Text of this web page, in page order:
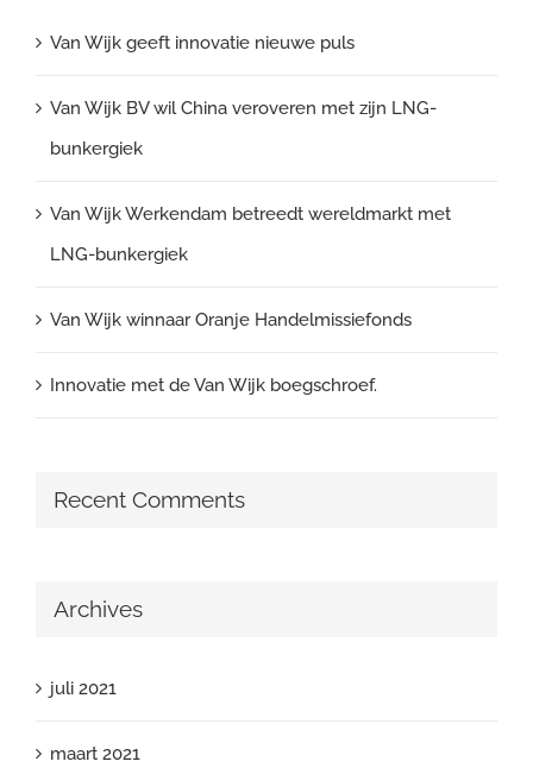
Van Wijk geeft innovatie nieuwe puls
Van Wijk BV wil China veroveren met zijn LNG-
bunkergiek
Van Wijk Werkendam betreedt wereldmarkt met
LNG-bunkergiek
Van Wijk winnaar Oranje Handelmissiefonds
Innovatie met de Van Wijk boegschroef.
Recent Comments
Archives
juli 2021
maart 2021